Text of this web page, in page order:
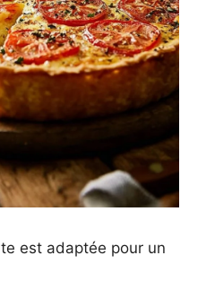
est adaptée pour un